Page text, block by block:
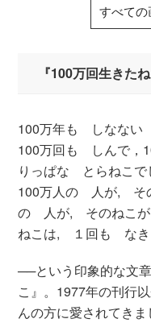
すべての
『100万回生きた
100万年も しなない
100万回も しんで，
りっぱな とらねこで
100万人の 人が, そ
の 人が, そのねこが
ねこは, １回も なき
──という印象的な文
こ』。1977年の刊行
んの方に愛されてき